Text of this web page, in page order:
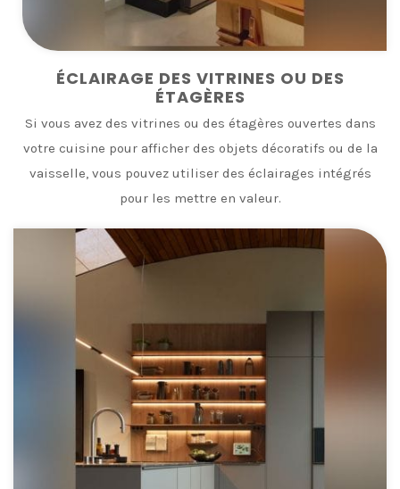
ÉCLAIRAGE DES VITRINES OU DES
ÉTAGÈRES
Si vous avez des vitrines ou des étagères ouvertes dans
votre cuisine pour afficher des objets décoratifs ou de la
vaisselle, vous pouvez utiliser des éclairages intégrés
pour les mettre en valeur.